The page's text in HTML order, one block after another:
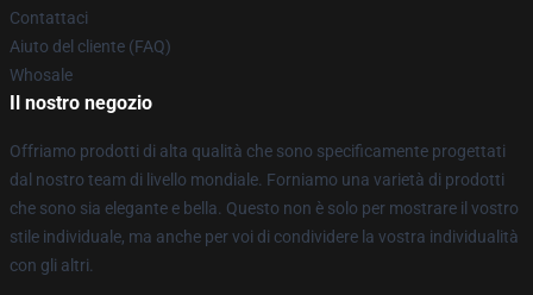
Contattaci
Aiuto del cliente (FAQ)
Whosale
Il nostro negozio
Offriamo prodotti di alta qualità che sono specificamente progettati
dal nostro team di livello mondiale. Forniamo una varietà di prodotti
che sono sia elegante e bella. Questo non è solo per mostrare il vostro
stile individuale, ma anche per voi di condividere la vostra individualità
con gli altri.